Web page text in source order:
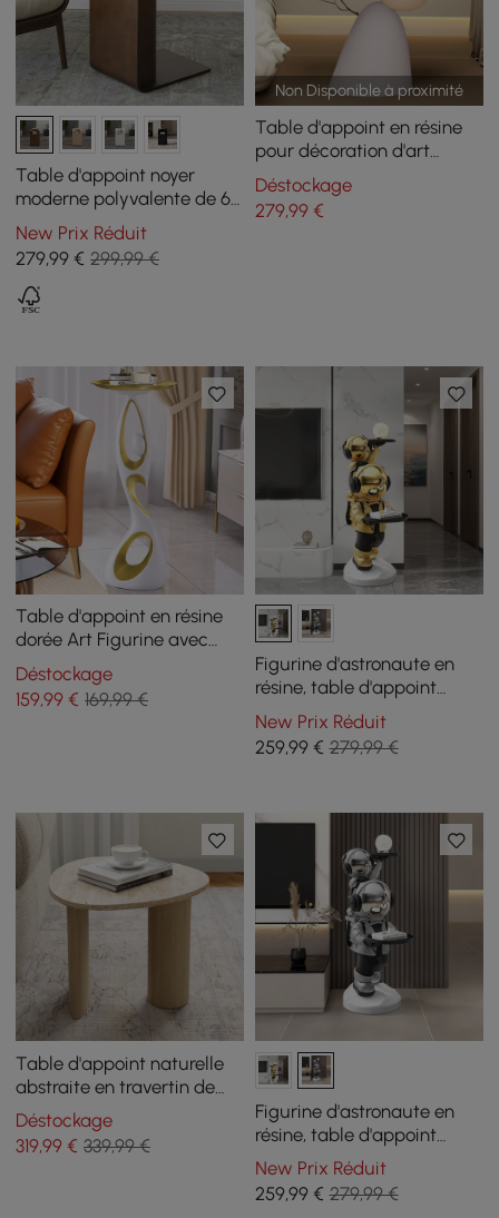
Table d'appoint noyer
moderne polyvalente de 60
cm, avec porte-revues
New Prix Réduit
279,99 € 299,99 €
Non Disponible à proximité
Table d'appoint en résine
pour décoration d'art
végétal abstrait
Déstockage
279,99€
Table d'appoint en résine
dorée Art Figurine avec
plateau
Déstockage
159,99 € 169,99 €
Figurine d'astronaute en
résine, table d'appoint
dorée avec plateau
New Prix Réduit
259,99€ 279,99 €
Table d'appoint naturelle
abstraite en travertin de
550 mm
Déstockage
319,99 € 339,99 €
Figurine d'astronaute en
résine, table d'appoint
argentée avec plateau
New Prix Réduit
259,99€ 279,99 €